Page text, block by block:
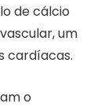
de cálcio
um
cardíacas.
o